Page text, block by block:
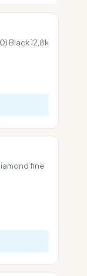
Black 12,8k
fine